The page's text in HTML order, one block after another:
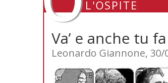
L'OSPITE
Va’ e anche tu
Leonardo Giannone, 30/